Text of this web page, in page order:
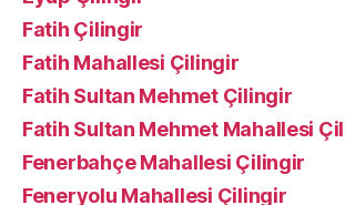
Fatih Çilingir
Fatih Mahallesi Çilingir
Fatih Sultan Mehmet Çilingir
Fatih Sultan Mehmet Mahallesi
Fenerbahçe Mahallesi Çilingir
Feneryolu Mahallesi Çilingir